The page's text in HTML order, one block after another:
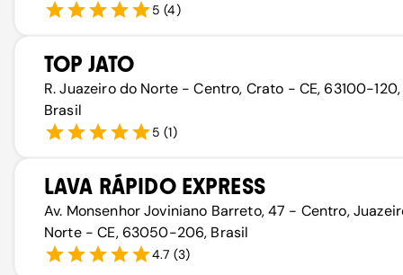
5 (4)
TOP JATO
R. Juazeiro do Norte - Centro, Crato - CE, 63100-120,
Brasil
5 (1)
LAVA RÁPIDO EXPRESS
Av. Monsenhor Joviniano Barreto, 47 - Centro,
Norte - CE, 63050-206, Brasil
4.7 (3)